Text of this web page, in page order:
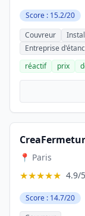
Score : 15.2/20
Couvreur
Entreprise
réactif
prix
📍 Paris
★★★★★ 4.9/5
Score : 14.7/20